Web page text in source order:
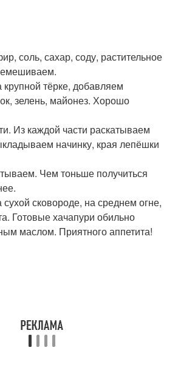
соль, сахар, соду, растительное
тёрке, добавляем
зелень, майонез. Хорошо
Из каждой части раскатываем
начинку, края лепёшки
Чем тоньше получиться
сковороде, на среднем огне,
Готовые хачапури обильно
маслом. Приятного аппетита!